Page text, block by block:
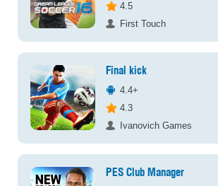
4.5
First Touch
Final kick
4.4+
4.3
Ivanovich Games
PES Club Manager